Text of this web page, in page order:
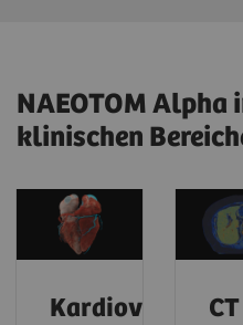
NAEOTOM Alpha
klinischen
Kardiovaskuläre